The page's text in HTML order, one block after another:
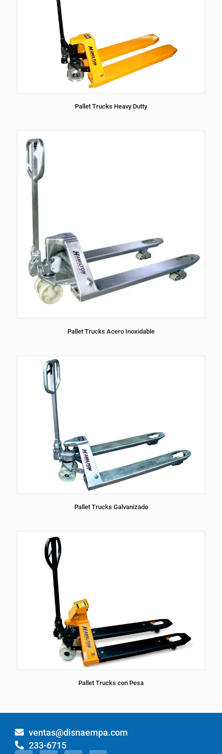
Pallet Trucks Heavy Dutty
Pallet Trucks Acero Inoxidable
Pallet Trucks Galvanizado
Pallet Trucks con Pesa
ventas@disnaempa.com
233-6715